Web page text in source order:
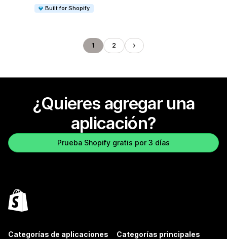
Built for Shopify
1 2
¿Quieres agregar una
aplicación?
Prueba Shopify gratis por 3 días
Categorías de aplicaciones Categorías principales